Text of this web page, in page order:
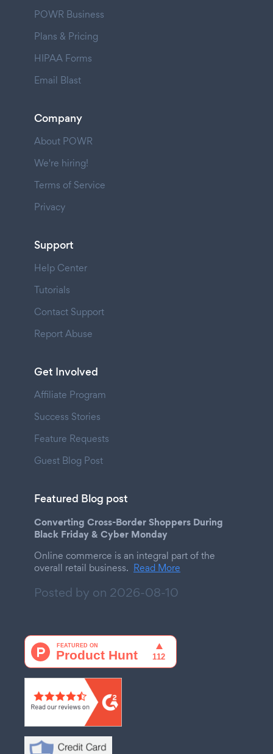
POWR Business
Plans & Pricing
HIPAA Forms
Email Blast
Company
About POWR
We're hiring!
Terms of Service
Privacy
Support
Help Center
Tutorials
Contact Support
Report Abuse
Get Involved
Affiliate Program
Success Stories
Feature Requests
Guest Blog Post
Featured Blog post
Converting Cross-Border Shoppers During
Black Friday & Cyber Monday
Online commerce is an integral part of the
overall retail business. Read More
Posted by on 2026-08-10